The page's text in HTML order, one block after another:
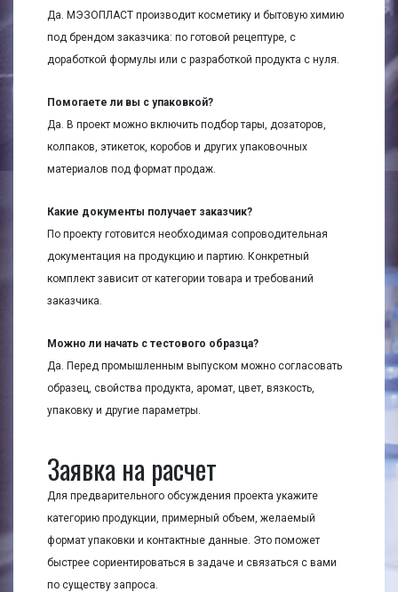
Да. МЭЗОПЛАСТ производит косметику и бытовую химию
под брендом заказчика: по готовой рецептуре, с
доработкой формулы или с разработкой продукта с нуля.
Помогаете ли вы с упаковкой?
Да. В проект можно включить подбор тары, дозаторов,
колпаков, этикеток, коробов и других упаковочных
материалов под формат продаж.
Какие документы получает заказчик?
По проекту готовится необходимая сопроводительная
документация на продукцию и партию. Конкретный
комплект зависит от категории товара и требований
заказчика.
Можно ли начать с тестового образца?
Да. Перед промышленным выпуском можно согласовать
образец, свойства продукта, аромат, цвет, вязкость,
упаковку и другие параметры.
Заявка на расчет
Для предварительного обсуждения проекта укажите
категорию продукции, примерный объем, желаемый
формат упаковки и контактные данные. Это поможет
быстрее сориентироваться в задаче и связаться с вами
по существу запроса.